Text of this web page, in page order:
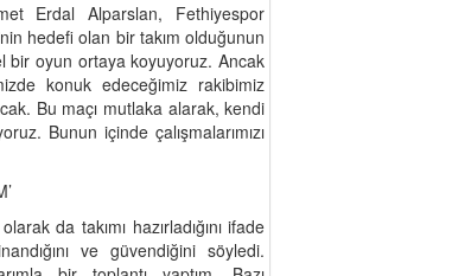
Erdal Alparslan, Fethiyespor
hedefi olan bir takım olduğunun
bir oyun ortaya koyuyoruz. Ancak
konuk edeceğimiz rakibimiz
Bu maçı mutlaka alarak, kendi
Bunun içinde çalışmalarımızı
da takımı hazırladığını ifade
ve güvendiğini söyledi.